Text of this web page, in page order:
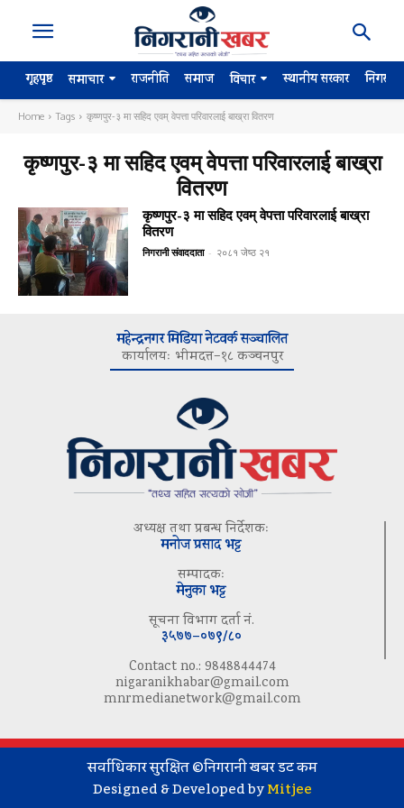
गृहपृष्ठ समाचार राजनीति समाज विचार स्थानीय सरकार
Home Tags कृष्णपुर-३ मा सहिद एवम् वेपत्ता परिवारलाई बाख्रा वितरण
कृष्णपुर-३ मा सहिद एवम् वेपत्ता परिवारलाई बाख्रा
वितरण
कृष्णपुर-३ मा सहिद एवम् वेपत्ता परिवारलाई बाख्रा
वितरण
निगरानी संवाददाता - २०८१ जेष्ठ २१
महेन्द्रनगर मिडिया नेटवर्क सञ्चालित
कार्यालयः भीमदत्त–१८ कञ्चनपुर
अध्यक्ष तथा प्रबन्ध निर्देशकः
मनोज प्रसाद भट्ट
सम्पादकः
मेनुका भट्ट
सूचना विभाग दर्ता नं.
३५७७–०७९/८०
Contact no.: 9848844474
nigaranikhabar@gmail.com
mnrmedianetwork@gmail.com
सर्वाधिकार सुरक्षित ©निगरानी खबर डट कम
Designed & Developed byMitjee